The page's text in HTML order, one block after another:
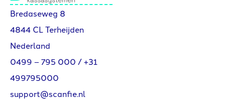
Bredaseweg 8
4844 CL Terheijden
Nederland
0499 – 795 000 /+31
499795000
support@scanfie.nl